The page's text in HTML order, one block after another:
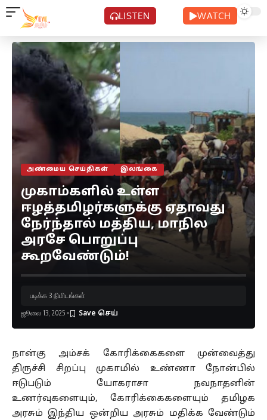
LISTEN WATCH
அண்மைய செய்திகள் இலங்கை
முகாம்களில் உள்ள
ஈழத்தமிழர்களுக்கு ஏதாவது
நேர்ந்தால் மத்திய, மாநில
அரசே பொறுப்பு
கூறவேண்டும்!
ஜூலை 13, 2025
படிக்க 3 நிமிடங்கள்
நான்கு அம்சக் கோரிக்கைகளை முன்வைத்து
திருச்சி சிறப்பு முகாமில் உண்ணா நோன்பில்
ஈடுபடும் யோகராசா நவநாதனின்
உணர்வுகளையும், கோரிக்கைகளையும் தமிழக
அரசும் இந்திய ஒன்றிய அரசும் மதிக்க வேண்டும்